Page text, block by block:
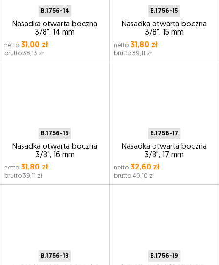
B.1756-14
Nasadka otwarta boczna
3/8", 14 mm
netto 31,00 zł
brutto 38,13 zł
B.1756-15
Nasadka otwarta boczna
3/8", 15 mm
netto31,80 zł
brutto 39,11 zł
B.1756-16
Nasadka otwarta boczna
3/8", 16 mm
netto 31,80 zł
brutto 39,11 zł
B.1756-17
Nasadka otwarta boczna
3/8", 17 mm
netto32,60 zł
brutto 40,10 zł
B.1756-18 B.1756-19